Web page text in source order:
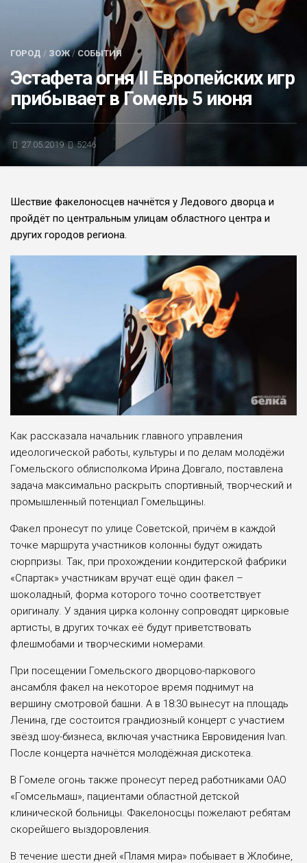
АФИША
ГОРОД / ЗОЖ/ СОБЫТИЯ
Эстафета огня II Европейских игр
прибывает в Гомель 5 июня
27.05.2019 5246
Шествие факелоносцев начнётся у Ледового дворца и
пройдёт по центральным улицам областного центра и
других городов региона.
Как рассказала начальник главного управления
идеологической работы, культуры и по делам молодёжи
Гомельского облисполкома Ирина Довгало, поставлена
задача максимально раскрыть спортивный, творческий и
промышленный потенциал Гомельщины.
Факел пронесут по улице Советской, причём в каждой
точке маршрута участников колонны будут ожидать
сюрпризы. Так, при прохождении кондитерской фабрики
«Спартак» участникам вручат ещё один факел –
шоколадный, форма которого точно соответствует
оригиналу. У здания цирка колонну сопроводят цирковые
артисты, в других точках её будут приветствовать
флешмобами и творческими номерами.
При посещении Гомельского дворцово-паркового
ансамбля факел на некоторое время поднимут на
вершину смотровой башни. А в 18:30 вынесут на площадь
Ленина, где состоится грандиозный концерт с участием
звёзд шоу-бизнеса, включая участника Евровидения Ivan.
После концерта начнётся молодёжная дискотека.
В Гомеле огонь также пронесут перед работниками ОАО
«Гомсельмаш», пациентами областной детской
клинической больницы. Факелоносцы пожелают ребятам
скорейшего выздоровления.
В течение шести дней «Пламя мира» побывает в Жлобине,